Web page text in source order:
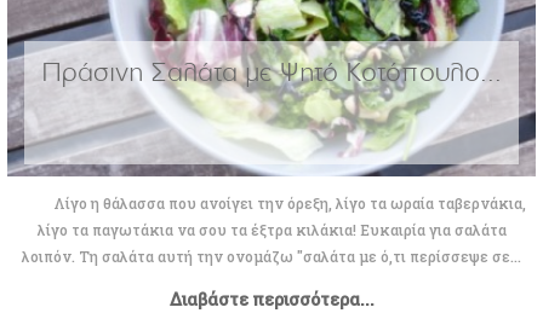
Πράσινη Σαλάτα με Ψητό Κοτόπουλο...
Λίγο η θάλασσα που ανοίγει την όρεξη, λίγο τα ωραία ταβερνάκια,
λίγο τα παγωτάκια να σου τα έξτρα κιλάκια! Ευκαιρία για σαλάτα
λοιπόν. Τη σαλάτα αυτή την ονομάζω "σαλάτα με ό,τι περίσσεψε σε...
Διαβάστε περισσότερα...